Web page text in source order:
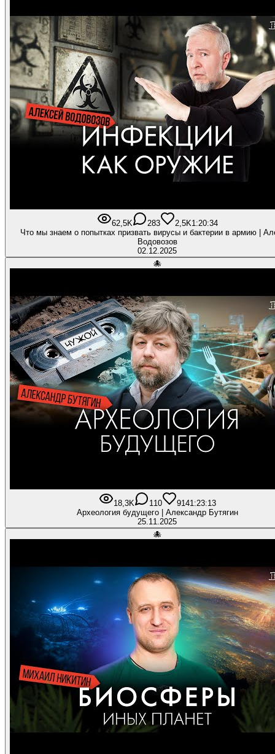
62,5K 283 2,5K1:20:34
Что мы знаем о попытках призвать вирусы и бактерии в армию |
Водовозов
02.12.2025
🐙
18,3K 110 9141:23:13
Археология будущего | Александр Бутягин
25.11.2025
🐙